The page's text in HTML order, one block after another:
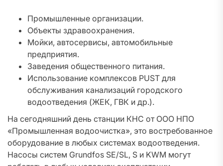
Промышленные организации.
Объекты здравоохранения.
Мойки, автосервисы, автомобильные
предприятия.
Заведения общественного питания.
Использование комплексов PUST для
обслуживания канализаций городского
водоотведения (ЖЕК, ГВК и др.).
На сегодняшний день станции КНС от ООО НПО
«Промышленная водоочистка», это востребованное
оборудование в любых системах водоотведения.
Насосы систем Grundfos SE/SL, S и KWM могут